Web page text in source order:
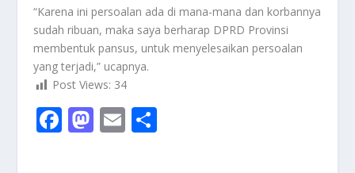
“Karena ini persoalan ada di mana-mana dan korbannya
sudah ribuan, maka saya berharap DPRD Provinsi
membentuk pansus, untuk menyelesaikan persoalan
yang terjadi,” ucapnya.
Post Views: 34
F M E